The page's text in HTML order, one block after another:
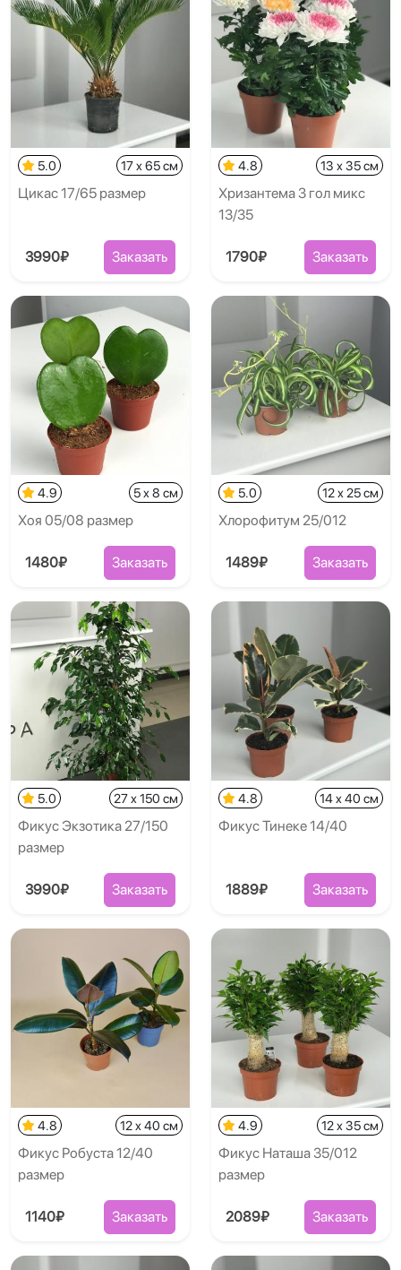
5.0 17 x 65 см
Цикас 17/65 размер
3990₽ Заказать
4.8 13 x 35 см
Хризантема 3 гол микс
13/35
1790₽ Заказать
4.9 5 x 8 см
Хоя 05/08 размер
1480₽ Заказать
5.0 12 x 25 см
Хлорофитум 25/012
1489₽ Заказать
5.0 27 x 150 см
Фикус Экзотика 27/150
размер
3990₽ Заказать
4.8 14 x 40 см
Фикус Тинеке 14/40
1889₽ Заказать
4.8 12 x 40 см
Фикус Робуста 12/40
размер
1140₽ Заказать
4.9 12 x 35 см
Фикус Наташа 35/012
размер
2089₽ Заказать